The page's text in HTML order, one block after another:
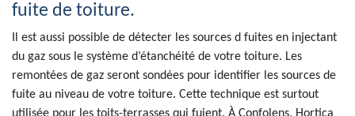
fuite de toiture.
Il est aussi possible de détecter les sources d fuites en injectant
du gaz sous le système d’étanchéité de votre toiture. Les
remontées de gaz seront sondées pour identifier les sources de
fuite au niveau de votre toiture. Cette technique est surtout